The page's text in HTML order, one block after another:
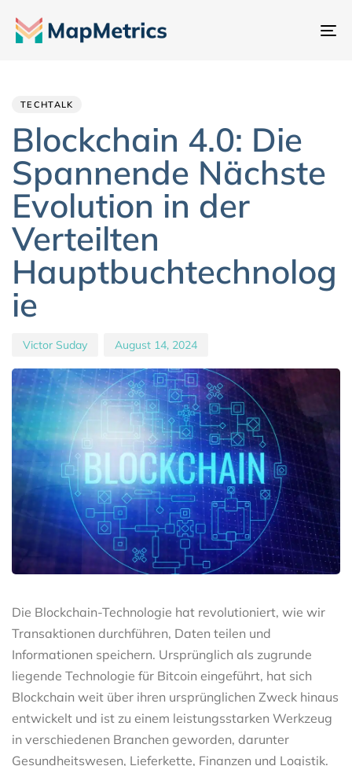
TECHTALK
Blockchain 4.0: Die
Spannende Nächste
Evolution in der
Verteilten
Hauptbuchtechnolog
ie
Victor Suday August 14, 2024
Die Blockchain-Technologie hat revolutioniert, wie wir
Transaktionen durchführen, Daten teilen und
Informationen speichern. Ursprünglich als zugrunde
liegende Technologie für Bitcoin eingeführt, hat sich
Blockchain weit über ihren ursprünglichen Zweck hinaus
entwickelt und ist zu einem leistungsstarken Werkzeug
in verschiedenen Branchen geworden, darunter
Gesundheitswesen, Lieferkette, Finanzen und Logistik.